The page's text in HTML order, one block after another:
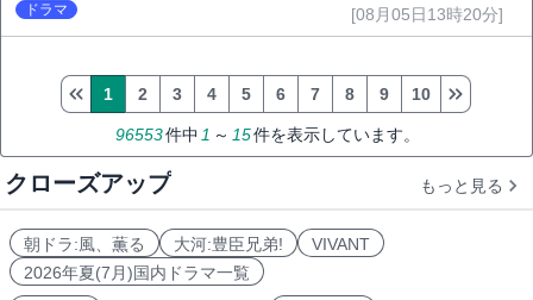
ドラマ [08月05日13時20分]
96553件中1 ～ 15件を表示しています。
1 2 3 4 5 6 7 8 9 10
クローズアップ もっと見る
朝ドラ:風、薫る 大河:豊臣兄弟!
VIVANT
2026年夏(7月)国内ドラマ一覧